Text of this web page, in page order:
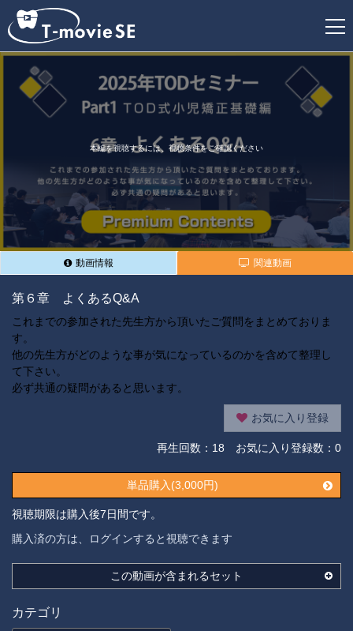
本編を視聴するには、視聴条件をご確認ください
動画情報 関連動画
第６章 よくあるQ&A
これまでの参加された先生方から頂いたご質問をまとめておりま
す。
他の先生方がどのような事が気になっているのかを含めて整理し
て下さい。
必ず共通の疑問があると思います。
お気に入り登録
再生回数： 18 お気に入り登録数：0
単品購入(3,000円)
視聴期限は購入後7日間です。
購入済の方は、ログインすると視聴できます
この動画が含まれるセット
カテゴリ